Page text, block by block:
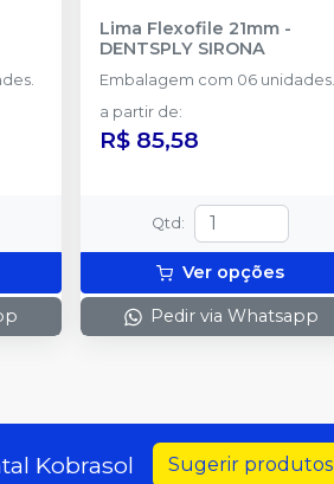
Lima Flexofile 21mm-
DENTSPLY SIRONA
Embalagem com 06 unidades.
a partir de:
R$ 85,58
Qtd :
Ver opções
Pedir via Whatsapp
Kobrasol Sugerir produtos